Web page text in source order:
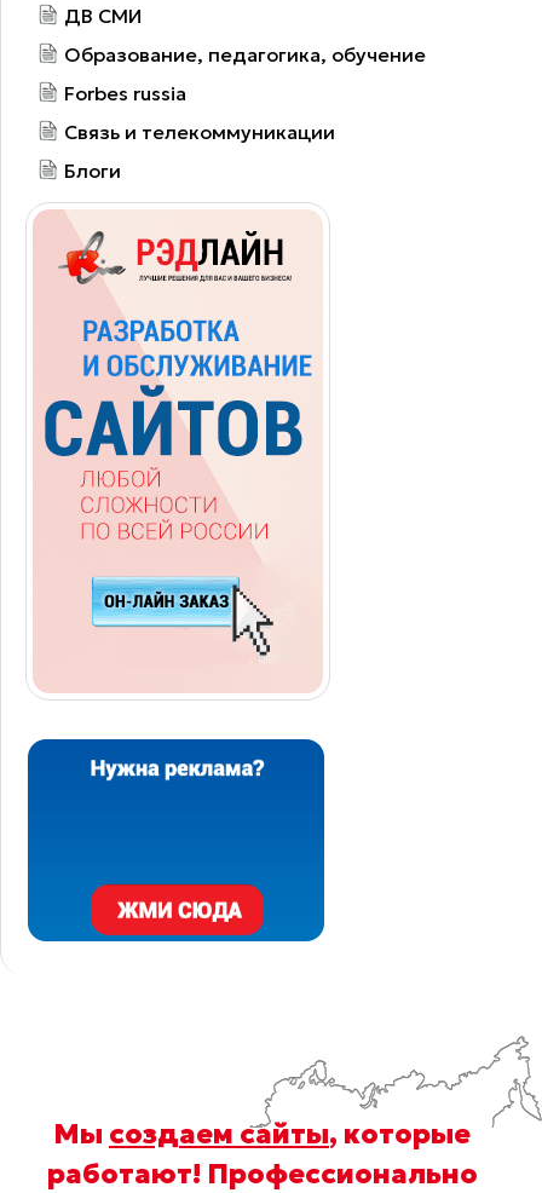
ДВ СМИ
Образование, педагогика, обучение
Forbes russia
Связь и телекоммуникации
Блоги
Мы создаем сайты, которые
работают! Профессионально